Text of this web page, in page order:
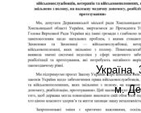
м.